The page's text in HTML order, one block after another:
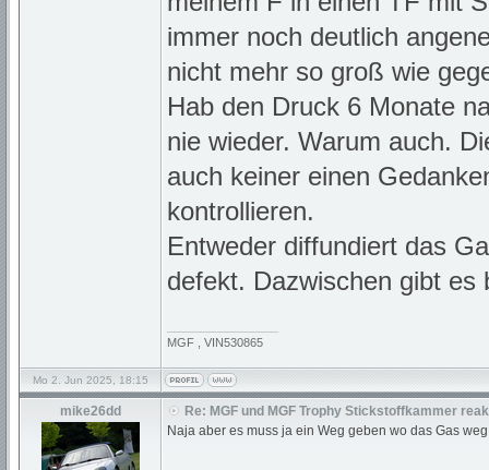
immer noch deutlich
nicht mehr so groß wie
Hab den Druck 6 Monate
nie wieder. Warum auch.
auch keiner einen
kontrollieren.
Entweder diffundiert das
defekt. Dazwischen gibt es
MGF , VIN530865
Mo 2. Jun 2025, 18:15
mike26dd
Re: MGF und MGF Trophy Stickstoffkammer
Naja aber es muss ja ein Weg geben wo das Gas